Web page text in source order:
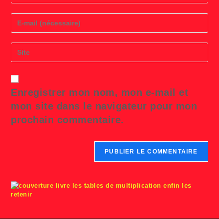
or
username
to
comment
Enter
your
address
comment
Saisir
l’URL
votre
site
(facultatif)
Enregistrer mon nom, mon e-mail et
mon site dans le navigateur pour mon
prochain commentaire.